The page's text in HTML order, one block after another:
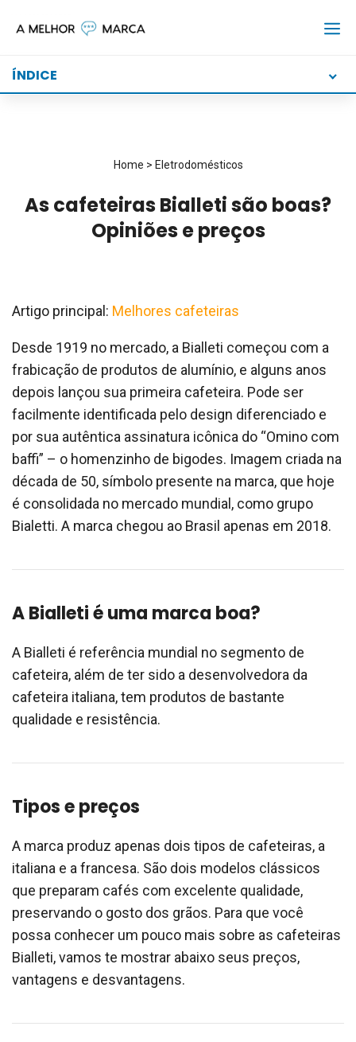
ÍNDICE
Home > Eletrodomésticos
As cafeteiras Bialleti são boas?
Opiniões e preços
Artigo principal: Melhores cafeteiras
Desde 1919 no mercado, a Bialleti começou com a
frabicação de produtos de alumínio, e alguns anos
depois lançou sua primeira cafeteira. Pode ser
facilmente identificada pelo design diferenciado e
por sua autêntica assinatura icônica do “Omino com
baffi” – o homenzinho de bigodes. Imagem criada na
década de 50, símbolo presente na marca, que hoje
é consolidada no mercado mundial, como grupo
Bialetti. A marca chegou ao Brasil apenas em 2018.
A Bialleti é uma marca boa?
A Bialleti é referência mundial no segmento de
cafeteira, além de ter sido a desenvolvedora da
cafeteira italiana, tem produtos de bastante
qualidade e resistência.
Tipos e preços
A marca produz apenas dois tipos de cafeteiras, a
italiana e a francesa. São dois modelos clássicos
que preparam cafés com excelente qualidade,
preservando o gosto dos grãos. Para que você
possa conhecer um pouco mais sobre as cafeteiras
Bialleti, vamos te mostrar abaixo seus preços,
vantagens e desvantagens.